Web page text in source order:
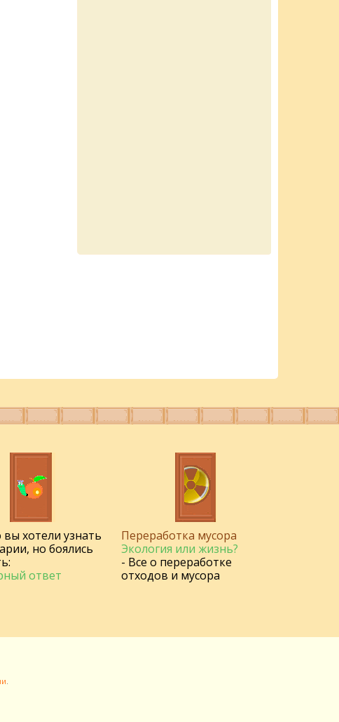
вы хотели узнать
но боялись
ответ
Переработка мусора
Экология или жизнь?
- Все о переработке
отходов и мусора
.